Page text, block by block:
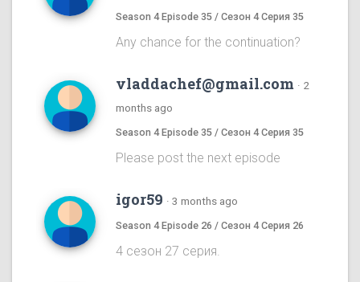
Season 4 Episode 35 / Сезон 4 Серия 35
Any chance for the continuation?
vladdachef@gmail.com · 2
months ago
Season 4 Episode 35 / Сезон 4 Серия 35
Please post the next episode
igor59 · 3 months ago
Season 4 Episode 26 / Сезон 4 Серия 26
4 сезон 27 серия.